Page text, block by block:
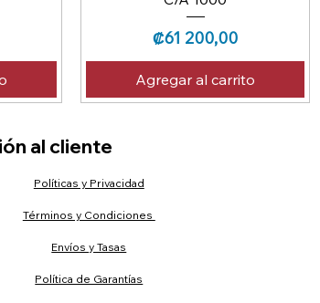
Precio
₡61 200,00
Agregar al carrito
al cliente
Políticas y Privacidad
Términos y Condiciones
Envíos y Tasas
Política de Garantías